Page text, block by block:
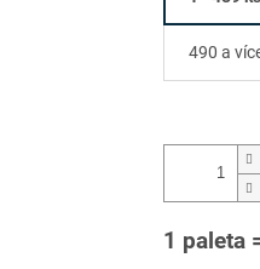
490 a
1 paleta